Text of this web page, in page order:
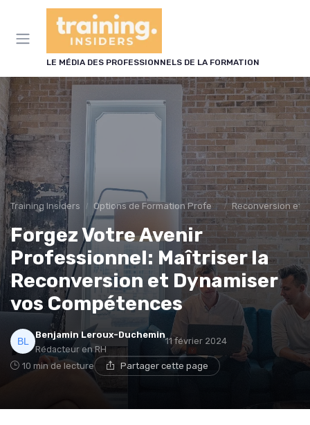
LE MÉDIA DES PROFESSIONNELS DE LA FORMATION
Training Insiders Options de Formation Professionnelle Reconversion et
Forgez Votre Avenir
Professionnel: Maîtriser la
Reconversion et Dynamiser
vos Compétences
Benjamin Leroux-Duchemin
Rédacteur en RH
11 février 2024
10 min de lecture Partager cette page
Panneau de gestion des cookies